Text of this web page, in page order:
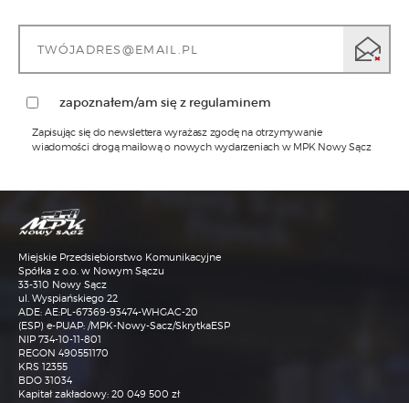
zapoznałem/am się z regulaminem
Sp. z o.o. w Nowym Sączu z siedzibą przy ul.
2)
jest pod numerem tel. nr. 18 473-68-93 lub adresem email:
iod@mpk.nowysacz.pl
3) Przetwarzanie Pani/Pana danych osobowych będzie się
odbywać na podstawie art.6 RODO i w celu
marketingowym. W przypadku kierowania do
Administratora korespondencji e-mailowej, dane
osobowe zawarte w tej korespondencji są przetwarzane
wyłącznie w celu komunikacji i załatwienia sprawy, której
korespondencji kierowanej do niego w związku z
Zapisując się do newslettera wyrażasz zgodę na otrzymywanie
wiadomości drogą mailową o nowych wydarzeniach w MPK Nowy Sącz
Miejskie Przedsiębiorstwo Komunikacyjne
Spółka z o.o. w Nowym Sączu
33-310 Nowy Sącz
ul. Wyspiańskiego 22
ADE: AE:PL-67369-93474-WHGAC-20
(ESP) e-PUAP: /MPK-Nowy-Sacz/SkrytkaESP
NIP 734-10-11-801
REGON 490551170
KRS 12355
BDO 31034
Kapitał zakładowy: 20 049 500 zł